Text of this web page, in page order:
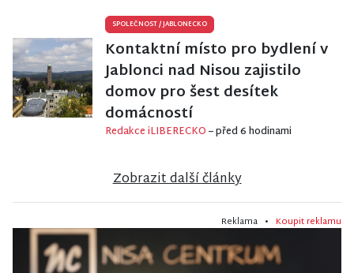
SPOLEČNOST/JABLONECKO
Kontaktní místo pro bydlení v
Jablonci nad Nisou zajistilo
domov pro šest desítek
domácností
Redakce iLIBERECKO– před 6 hodinami
Zobrazit další články
Reklama • Koupit reklamu